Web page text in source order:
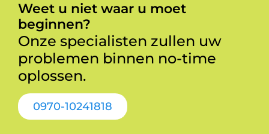
Weet u niet waar u moet
beginnen?
Onze specialisten zullen uw
problemen binnen no-time
oplossen.
0970-10241818